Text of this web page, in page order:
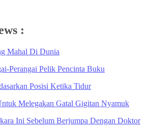
:
Mahal Di Dunia
Perangai Pelik Pencinta Buku
Posisi Ketika Tidur
Melegakan Gatal Gigitan Nyamuk
Ini Sebelum Berjumpa Dengan Doktor